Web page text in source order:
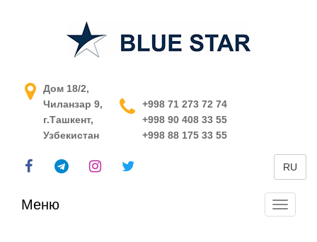
АСУ ТП в Узбекистане
Дом 18/2,
Чиланзар 9,
г.Ташкент,
Узбекистан
+998 71 273 72 74
+998 90 408 33 55
+998 88 175 33 55
RU
Меню